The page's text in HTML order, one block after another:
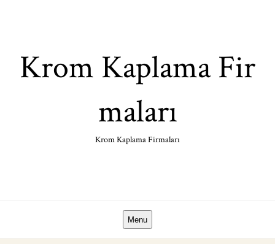
Krom Kaplama Fir
maları
Krom Kaplama Firmaları
Menu